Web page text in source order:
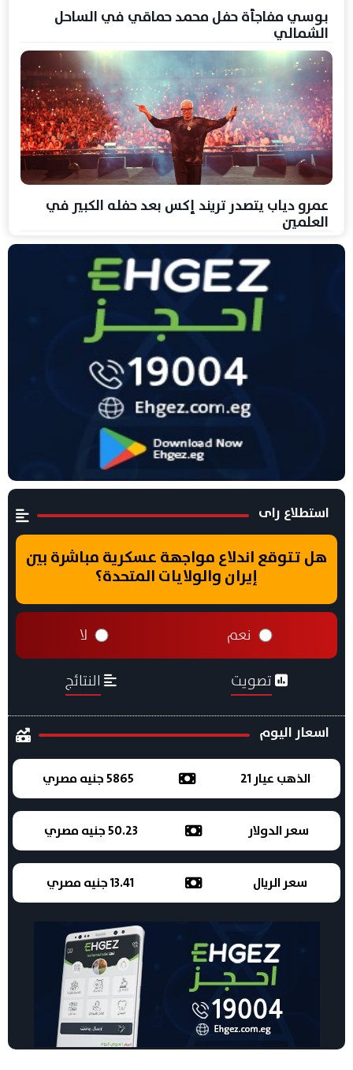
بوسي مفاجأة حفل محمد حماقي في الساحل
الشمالي
عمرو دياب يتصدر تريند إكس بعد حفله الكبير في
العلمين
استطلاع راى
هل تتوقع اندلاع مواجهة عسكرية مباشرة بين
إيران والولايات المتحدة؟
نعم لا
تصويت النتائج
اسعار اليوم
الذهب عيار 21 5865 جنيه مصري
سعر الدولار 50.23 جنيه مصري
سعر الريال 13.41 جنيه مصري